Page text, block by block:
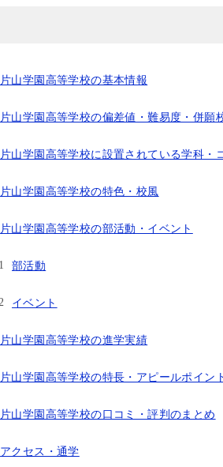
片山学園高等学校の基本情報
片山学園高等学校の偏差値・難易度・併願
片山学園高等学校に設置されている学科・
片山学園高等学校の特色・校風
片山学園高等学校の部活動・イベント
部活動
イベント
片山学園高等学校の進学実績
片山学園高等学校の特長・アピールポイン
片山学園高等学校の口コミ・評判のまとめ
アクセス・通学